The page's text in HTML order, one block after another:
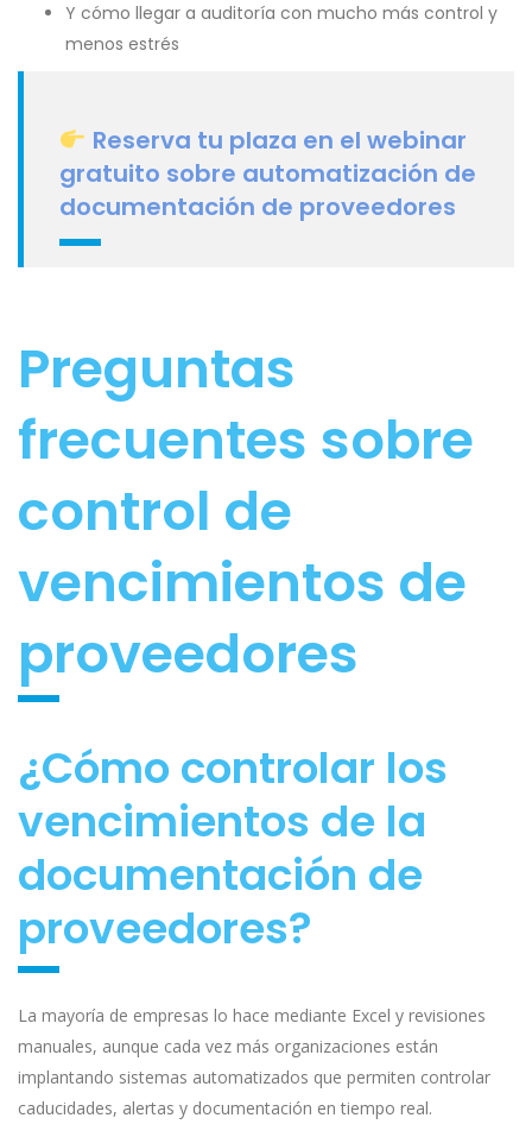
Y cómo llegar a auditoría con mucho más control y
menos estrés
Reserva tu plaza en el webinar
gratuito sobre automatización de
documentación de proveedores
Preguntas
frecuentes sobre
control de
vencimientos de
proveedores
¿Cómo controlar los
vencimientos de la
documentación de
proveedores?
La mayoría de empresas lo hace mediante Excel y revisiones
manuales, aunque cada vez más organizaciones están
implantando sistemas automatizados que permiten controlar
caducidades, alertas y documentación en tiempo real.